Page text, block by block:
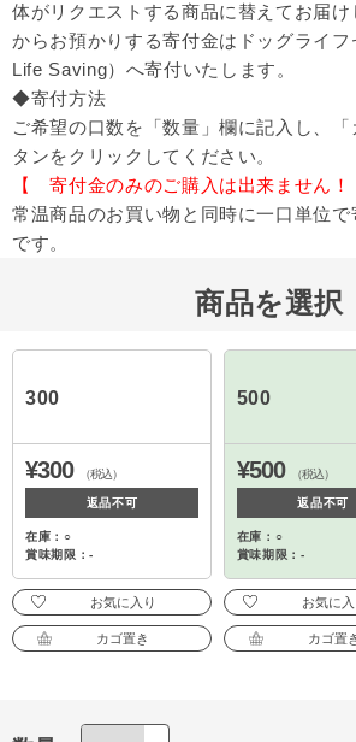
体がリクエストする商品に替えてお届
からお預かりする寄付金はドッグライ
Life Saving）へ寄付いたします。
◆寄付方法
ご希望の口数を「数量」欄に記入し、
タンをクリックしてください。
【 寄付金のみのご購入は出来ません
常温商品のお買い物と同時に一口単位
です。
商品を選択
300
¥300 （税込）
返品不可
在庫：○
賞味期限：-
お気に入り
カゴ置き
500
¥500 （税込）
返品不可
在庫：○
賞味期限：-
お気に入
カゴ置